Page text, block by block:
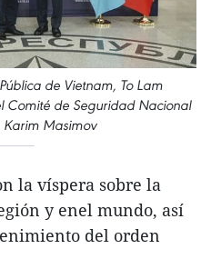
de Vietnam, To Lam
Comité de Seguridad Nacional
Masimov
la víspera sobre la
y enel mundo, así
del orden